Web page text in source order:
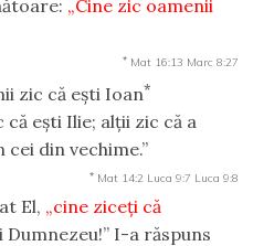
„Cine zic oamenii
* Mat 16:13 Marc 8:27
zic că eşti Ioan*
eşti Ilie; alţii zic că a
din vechime.”
* Mat 14:2 Luca 9:7 Luca 9:8
El, „cine ziceţi că
Dumnezeu!” I-a răspuns